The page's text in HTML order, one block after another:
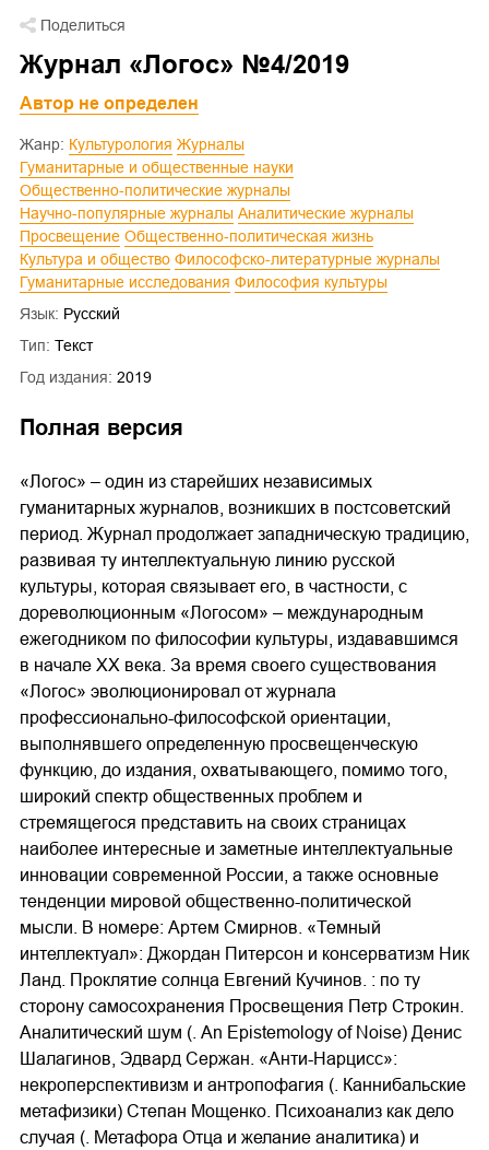
Поделиться
Журнал «Логос» №4/2019
Автор не определен
Жанр: Культурология
Журналы
Гуманитарные и общественные науки
Общественно-политические журналы
Научно-популярные журналы
Аналитические журналы
Просвещение
Общественно-политическая жизнь
Культура и общество
Философско-литературные журналы
Гуманитарные исследования
Философия культуры
Язык: Русский
Тип: Текст
Год издания: 2019
Полная версия
«Логос» – один из старейших независимых
гуманитарных журналов, возникших в постсоветский
период. Журнал продолжает западническую традицию,
развивая ту интеллектуальную линию русской
культуры, которая связывает его, в частности, с
дореволюционным «Логосом» – международным
ежегодником по философии культуры, издававшимся
в начале XX века. За время своего существования
«Логос» эволюционировал от журнала
профессионально-философской ориентации,
выполнявшего определенную просвещенческую
функцию, до издания, охватывающего, помимо того,
широкий спектр общественных проблем и
стремящегося представить на своих страницах
наиболее интересные и заметные интеллектуальные
инновации современной России, а также основные
тенденции мировой общественно-политической
мысли. В номере: Артем Смирнов. «Темный
интеллектуал»: Джордан Питерсон и консерватизм Ник
Ланд. Проклятие солнца Евгений Кучинов. : по ту
сторону самосохранения Просвещения Петр Строкин.
Аналитический шум (. An Epistemology of Noise) Денис
Шалагинов, Эдвард Сержан. «Анти-Нарцисс»:
некроперспективизм и антропофагия (. Каннибальские
метафизики) Степан Мощенко. Психоанализ как дело
случая (. Метафора Отца и желание аналитика) и